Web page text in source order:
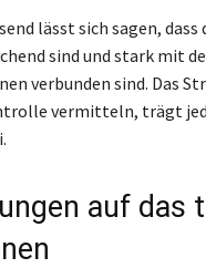
lässt sich sagen,
sind und stark mit
verbunden sind. Das
vermitteln, trägt
auf das